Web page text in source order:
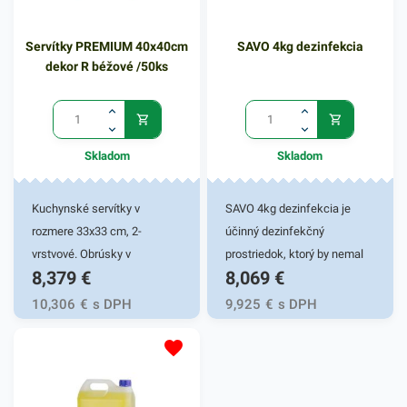
155, opacita 92%. Výhodné
balenie obsahuje 500 kusov
Xerox Niveus A4. V našej
ponuke nájdete ďalšie
podobné produkty, ktoré vás
zaručene oslovia.
Servítky PREMIUM 40x40cm
dekor R béžové /50ks
Skladom
Kuchynské servítky v
rozmere 33x33 cm, 2-
vrstvové. Obrúsky v
žltozelenej farbe v balení
50ks. Používajú sa v
reštauráciách, v
kvalitného papiera poskytne
8,379 €
10,306 € s DPH
SAVO 4kg dezinfekcia
Skladom
SAVO 4kg dezinfekcia je
účinný dezinfekčný
prostriedok, ktorý by nemal
chýbať v žiadnej domácnosti.
Savo Original slúži na
jednoduché čistenie a
8,069 €
9,925 € s DPH